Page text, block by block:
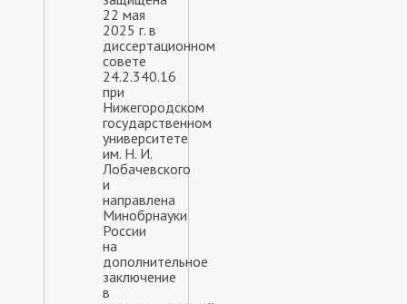
22 мая
2025 г. в
диссертационном
совете
24.2.340.16
при
Нижегородском
государственном
университете
им. Н. И.
Лобачевского
и
направлена
Минобрнауки
России
на
дополнительное
заключение
в